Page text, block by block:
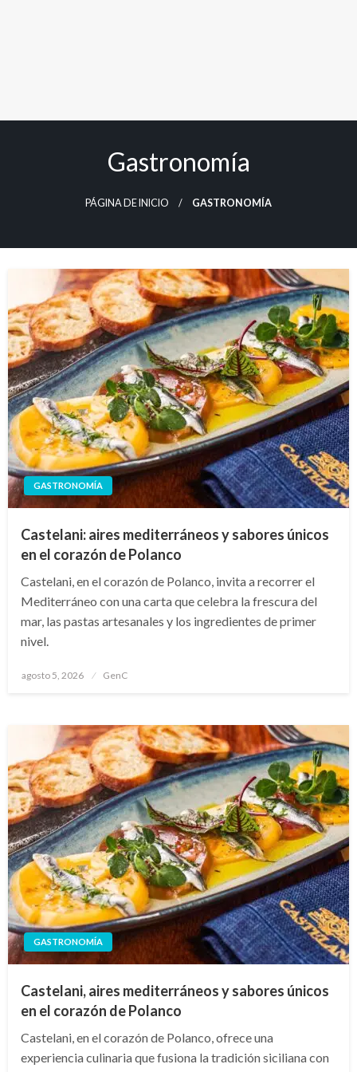
Gastronomía
PÁGINA DE INICIO GASTRONOMÍA
GASTRONOMÍA
Castelani: aires mediterráneos y sabores únicos
en el corazón de Polanco
Castelani, en el corazón de Polanco, invita a recorrer el
Mediterráneo con una carta que celebra la frescura del
mar, las pastas artesanales y los ingredientes de primer
nivel.
Publicado
agosto 5, 2026 GenC
GASTRONOMÍA
Castelani, aires mediterráneos y sabores únicos
en el corazón de Polanco
Castelani, en el corazón de Polanco, ofrece una
experiencia culinaria que fusiona la tradición siciliana con